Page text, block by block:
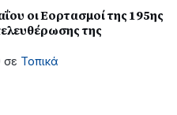
οι Εορτασμοί της 195ης
της
σε Τοπικά